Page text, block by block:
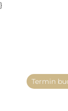
}
Termin